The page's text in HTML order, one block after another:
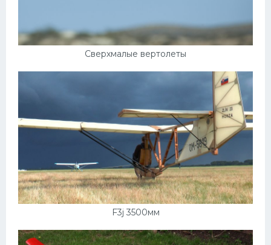
Сверхмалые вертолеты
F3j 3500мм